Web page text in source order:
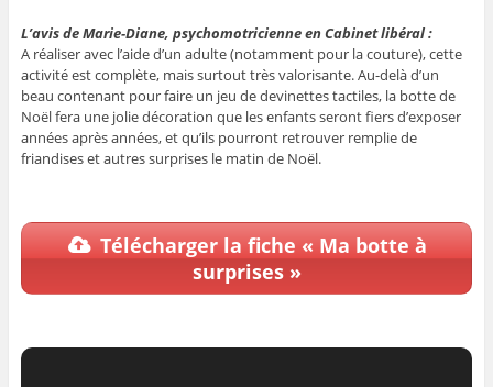
L’avis de Marie-Diane, psychomotricienne en Cabinet libéral :
A réaliser avec l’aide d’un adulte (notamment pour la couture), cette
activité est complète, mais surtout très valorisante. Au-delà d’un
beau contenant pour faire un jeu de devinettes tactiles, la botte de
Noël fera une jolie décoration que les enfants seront fiers d’exposer
années après années, et qu’ils pourront retrouver remplie de
friandises et autres surprises le matin de Noël.
Télécharger la fiche « Ma botte à
surprises »